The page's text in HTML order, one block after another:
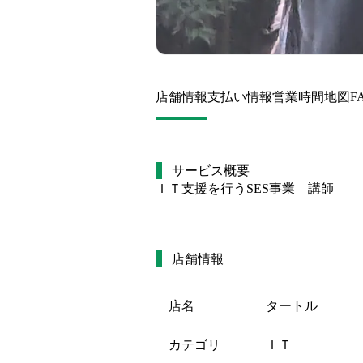
店舗情報支払い情報営業時間地図
サービス概要
ＩＴ支援を行うSES事業　講師
店舗情報
店名 タートル
カテゴリ ＩＴ